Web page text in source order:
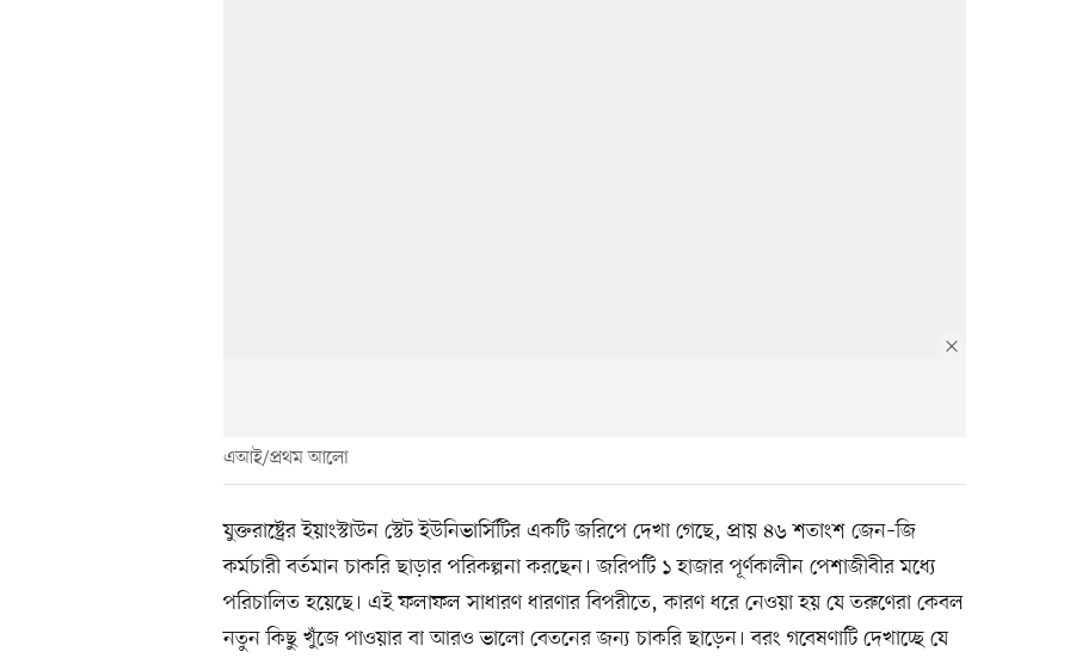
এআই/প্রথম আলো
যুক্তরাষ্ট্রের ইয়াংস্টাউন স্টেট ইউনিভার্সিটির একটি জরিপে দেখা গেছে, প্রায় ৪৬ শতাংশ জেন–জি
কর্মচারী বর্তমান চাকরি ছাড়ার পরিকল্পনা করছেন। জরিপটি ১ হাজার পূর্ণকালীন পেশাজীবীর মধ্যে
পরিচালিত হয়েছে। এই ফলাফল সাধারণ ধারণার বিপরীতে, কারণ ধরে নেওয়া হয় যে তরুণেরা কেবল
নতুন কিছু খুঁজে পাওয়ার বা আরও ভালো বেতনের জন্য চাকরি ছাড়েন। বরং গবেষণাটি দেখাচ্ছে যে